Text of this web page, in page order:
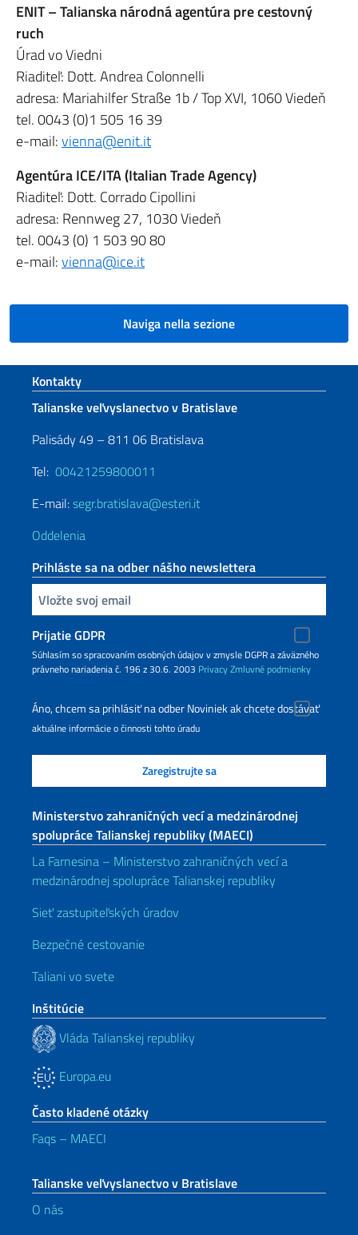
ENIT – Talianska národná agentúra pre cestovný
ruch
Úrad vo Viedni
Riaditeľ: Dott. Andrea Colonnelli
adresa: Mariahilfer Straße 1b / Top XVI, 1060 Viedeň
tel. 0043 (0)1 505 16 39
e-mail:vienna@enit.it
Agentúra ICE/ITA (Italian Trade Agency)
Riaditeľ: Dott. Corrado Cipollini
adresa: Rennweg 27, 1030 Viedeň
tel. 0043 (0) 1 503 90 80
e-mail:vienna@ice.it
Naviga nella sezione
Footer section
Kontakty
Talianske veľvyslanectvo v Bratislave
Palisády 49 – 811 06 Bratislava
Tel: 00421259800011
E-mail:segr.bratislava@esteri.it
Oddelenia
Prihláste sa na odber nášho newslettera
Zadajte vašu emailovú adresu
Prijatie GDPR
Súhlasím so spracovaním osobných údajov v zmysle DGPR a záväzného
právneho nariadenia č. 196 z 30.6. 2003 PrivacyZmluvné podmienky
Áno, chcem sa prihlásiť na odber Noviniek ak chcete dostávať
aktuálne informácie o činnosti tohto úradu
Ministerstvo zahraničných vecí a medzinárodnej
spolupráce Talianskej republiky (MAECI)
La Farnesina – Ministerstvo zahraničných vecí a
medzinárodnej spolupráce Talianskej republiky
Sieť zastupiteľských úradov
Bezpečné cestovanie
Taliani vo svete
Inštitúcie
Vláda Talianskej republiky
Europa.eu
Často kladené otázky
Faqs – MAECI
Talianske veľvyslanectvo v Bratislave
O nás